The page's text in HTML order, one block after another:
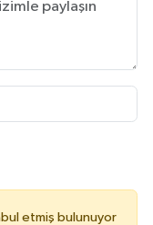
etmiş bulunuyor